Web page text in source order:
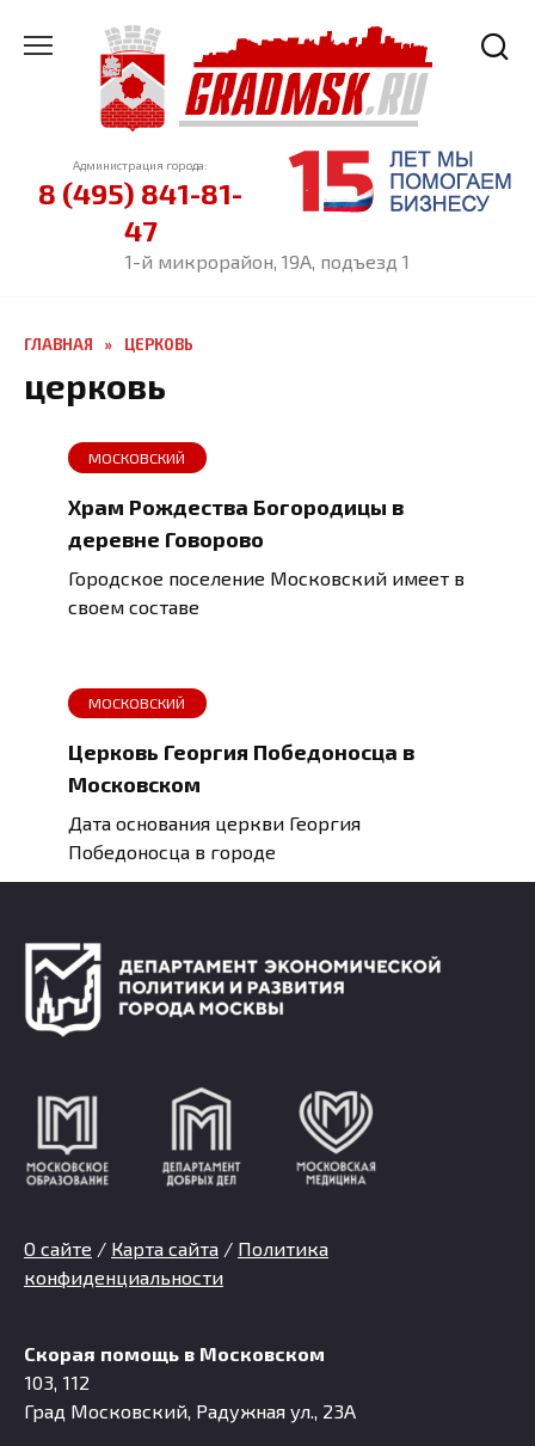
содержанию
Администрация города:
8 (495) 841-81-
47
1-й микрорайон, 19А, подъезд 1
ГЛАВНАЯ » ЦЕРКОВЬ
церковь
МОСКОВСКИЙ
Храм Рождества Богородицы в
деревне Говорово
Городское поселение Московский имеет в
своем составе
МОСКОВСКИЙ
Церковь Георгия Победоносца в
Московском
Дата основания церкви Георгия
Победоносца в городе
О сайте / Карта сайта / Политика
конфиденциальности
Скорая помощь в Московском
103, 112
Град Московский, Радужная ул., 23А